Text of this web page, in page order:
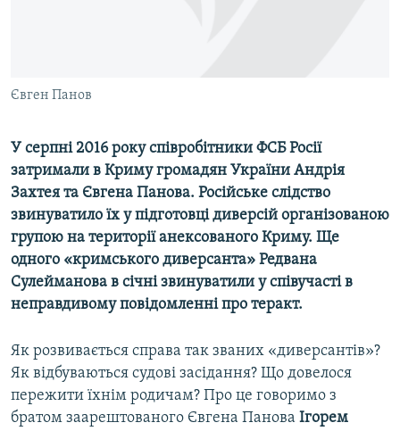
ІНФОГРАФІКА
ДОЛУЧАЙСЯ!
Усі сайти RFE/RL
Євген Панов
У серпні 2016 року співробітники ФСБ Росії
затримали в Криму громадян України Андрія
Захтея та Євгена Панова. Російське слідство
звинуватило їх у підготовці диверсій організованою
групою на території анексованого Криму. Ще
одного «кримського диверсанта» Редвана
Сулейманова в січні звинуватили у співучасті в
неправдивому повідомленні про теракт.
Як розвивається справа так званих «диверсантів»?
Як відбуваються судові засідання? Що довелося
пережити їхнім родичам? Про це говоримо з
братом заарештованого Євгена Панова Ігорем